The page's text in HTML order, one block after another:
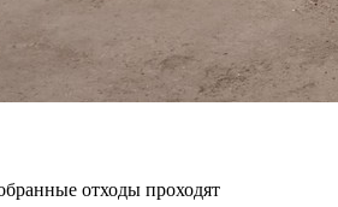
отходы проходят